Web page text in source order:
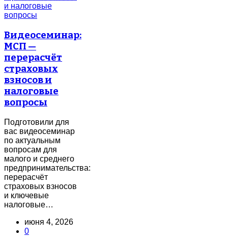
Видеосеминар:
МСП —
перерасчёт
страховых
взносов и
налоговые
вопросы
Подготовили для
вас видеосеминар
по актуальным
вопросам для
малого и среднего
предпринимательства:
перерасчёт
страховых взносов
и ключевые
налоговые…
июня 4, 2026
0